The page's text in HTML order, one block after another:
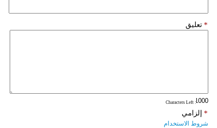
تعليق *
: Characters Left
إلزامي *
شروط الاستخدام